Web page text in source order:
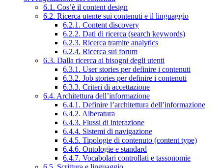
6.1. Cos’è il content design
6.2. Ricerca utente sui contenuti e il linguaggio
6.2.1. Content discovery
6.2.2. Dati di ricerca (search keywords)
6.2.3. Ricerca tramite analytics
6.2.4. Ricerca sui forum
6.3. Dalla ricerca ai bisogni degli utenti
6.3.1. User stories per definire i contenuti
6.3.2. Job stories per definire i contenuti
6.3.3. Criteri di accettazione
6.4. Architettura dell’informazione
6.4.1. Definire l’architettura dell’informazione
6.4.2. Alberatura
6.4.3. Flussi di interazione
6.4.4. Sistemi di navigazione
6.4.5. Tipologie di contenuto (content type)
6.4.6. Ontologie e standard
6.4.7. Vocabolari controllati e tassonomie